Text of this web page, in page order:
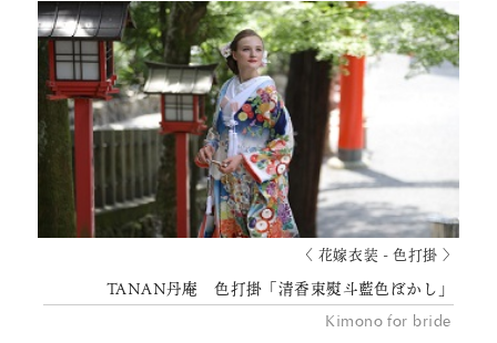
〈 花嫁衣装 - 色打掛 〉
TANAN丹庵 色打掛「清香束熨斗藍色ぼかし」
Kimono for bride